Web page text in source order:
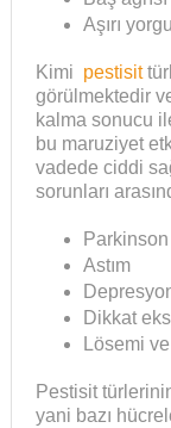
Aşırı
Kimi pestisit
görülmektedir
kalma sonucu
bu maruziyet
vadede ciddi
sorunları
Parkinson
Astım
Dikkat
Lösemi
Pestisit
yani bazı